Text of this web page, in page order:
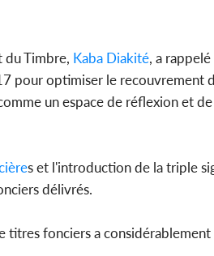
du Timbre, Kaba Diakité, a
pour optimiser le recouvrement
un espace de réflexion et
s et l'introduction de la triple
délivrés.
fonciers a considérablement